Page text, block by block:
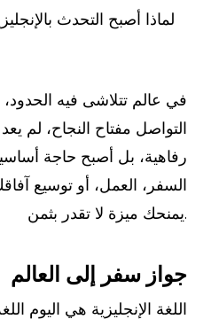
لماذا أصبح التحدث
في عالم تتلاشى فيه
التواصل مفتاح النجاح، لم
رفاهية، بل أصبح حاجة
السفر، العمل، أو توسيع
يمنحك ميزة لا تقدر بثمن.
جواز سفر إلى العالم
اللغة الإنجليزية هي اليوم